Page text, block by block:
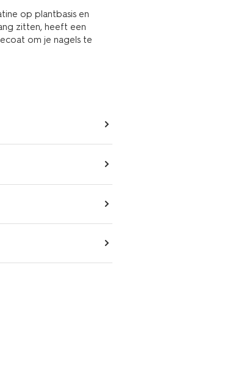
op plantbasis en
zitten, heeft een
om je nagels te